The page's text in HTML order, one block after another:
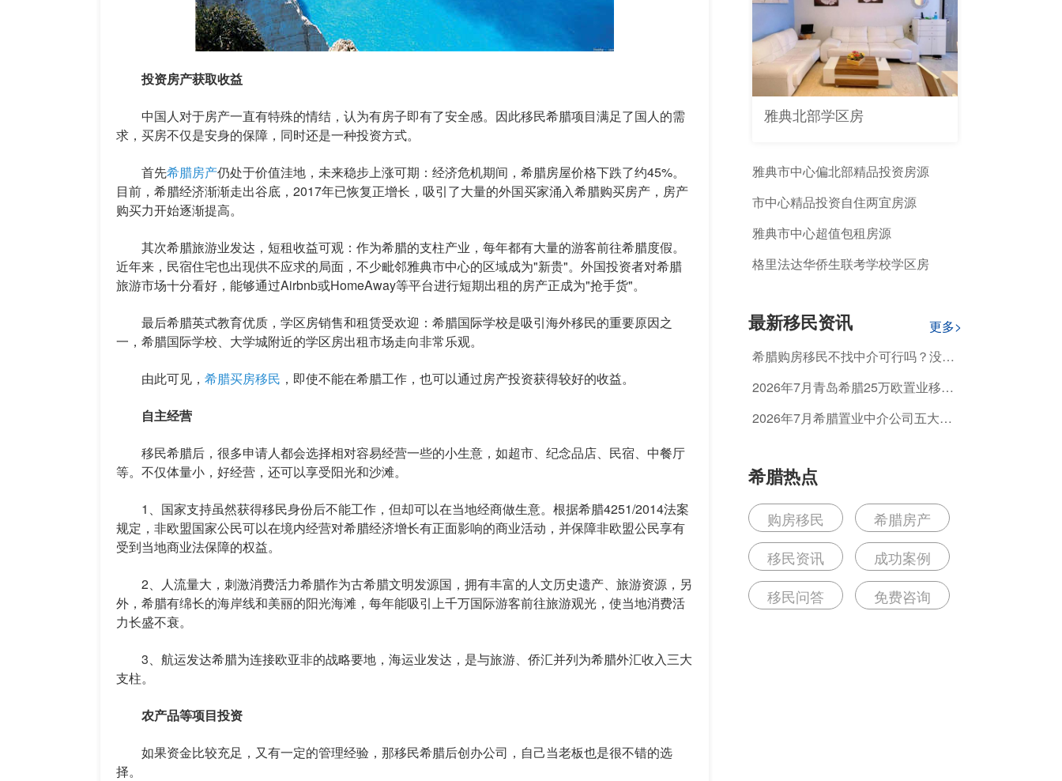
投资房产获取收益
中国人对于房产一直有特殊的情结，认为有房子即有了安全感。因此移民希腊项目满足了国人的需
求，买房不仅是安身的保障，同时还是一种投资方式。
首先希腊房产仍处于价值洼地，未来稳步上涨可期：经济危机期间，希腊房屋价格下跌了约45%。
目前，希腊经济渐渐走出谷底，2017年已恢复正增长，吸引了大量的外国买家涌入希腊购买房产，房产
购买力开始逐渐提高。
其次希腊旅游业发达，短租收益可观：作为希腊的支柱产业，每年都有大量的游客前往希腊度假。
近年来，民宿住宅也出现供不应求的局面，不少毗邻雅典市中心的区域成为"新贵"。外国投资者对希腊
旅游市场十分看好，能够通过Airbnb或HomeAway等平台进行短期出租的房产正成为"抢手货"。
最后希腊英式教育优质，学区房销售和租赁受欢迎：希腊国际学校是吸引海外移民的重要原因之
一，希腊国际学校、大学城附近的学区房出租市场走向非常乐观。
由此可见， 希腊买房移民 ，即使不能在希腊工作，也可以通过房产投资获得较好的收益。
自主经营
移民希腊后，很多申请人都会选择相对容易经营一些的小生意，如超市、纪念品店、民宿、中餐厅
等。不仅体量小，好经营，还可以享受阳光和沙滩。
1、国家支持虽然获得移民身份后不能工作，但却可以在当地经商做生意。根据希腊4251/2014法案
规定，非欧盟国家公民可以在境内经营对希腊经济增长有正面影响的商业活动，并保障非欧盟公民享有
受到当地商业法保障的权益。
2、人流量大，刺激消费活力希腊作为古希腊文明发源国，拥有丰富的人文历史遗产、旅游资源，另
外，希腊有绵长的海岸线和美丽的阳光海滩，每年能吸引上千万国际游客前往旅游观光，使当地消费活
力长盛不衰。
3、航运发达希腊为连接欧亚非的战略要地，海运业发达，是与旅游、侨汇并列为希腊外汇收入三大
支柱。
农产品等项目投资
如果资金比较充足，又有一定的管理经验，那移民希腊后创办公司，自己当老板也是很不错的选
择。
雅典北部学区房
雅典市中心偏北部精品投资房源
市中心精品投资自住两宜房源
雅典市中心超值包租房源
格里法达华侨生联考学校学区房
最新移民资讯
更多>
希腊购房移民不找中介可行吗？没有
2026年7月青岛希腊25万欧置业移
的坑？
2026年7月希腊置业中介公司五大排
希腊热点
购房移民
希腊房产
移民资讯
成功案例
移民问答
免费咨询